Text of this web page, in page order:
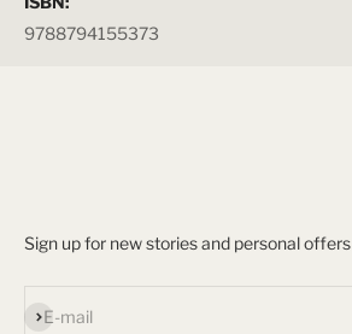
9788794155373
Sign up for new stories and personal offers
E-mail
Subscribe